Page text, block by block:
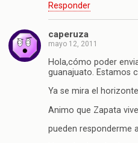
Responder
caperuza
mayo 12, 2011
Hola,cómo poder
guanajuato. Estamos
Ya se mira el
Animo que Zapata
pueden responderme